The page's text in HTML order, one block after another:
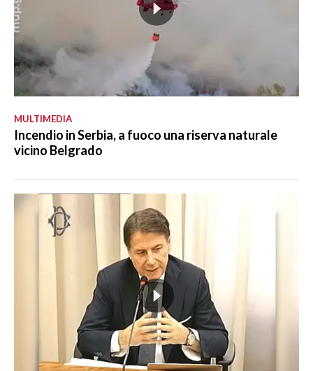
MULTIMEDIA
Incendio in Serbia, a fuoco una riserva naturale
vicino Belgrado